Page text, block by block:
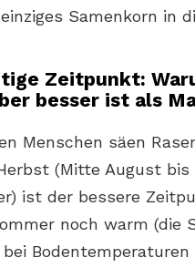
Samenkorn in
Zeitpunkt:
besser ist als
Menschen säen
(Mitte August bis
ist der bessere
noch warm (die
Bodentemperaturen